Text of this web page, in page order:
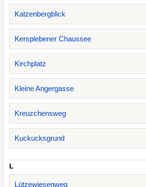
Katzenbergblick
Kersplebener Chaussee
Kirchplatz
Kleine Angergasse
Kreuzchensweg
Kuckucksgrund
L
Lützewiesenweg